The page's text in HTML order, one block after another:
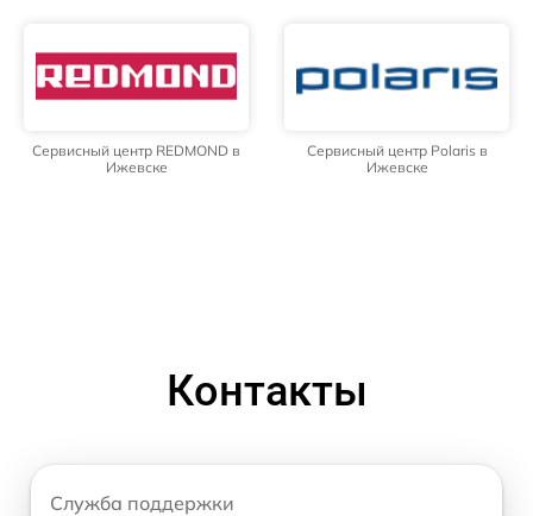
Сервисный центр REDMOND в
Ижевске
Сервисный центр Polaris в
Ижевске
Контакты
Служба поддержки